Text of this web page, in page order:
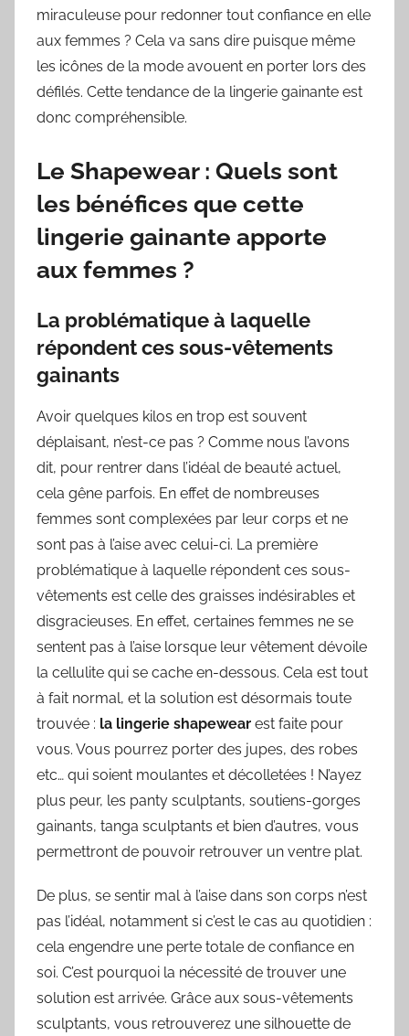
miraculeuse pour redonner tout confiance en elle
aux femmes ? Cela va sans dire puisque même
les icônes de la mode avouent en porter lors des
défilés. Cette tendance de la lingerie gainante est
donc compréhensible.
Le Shapewear : Quels sont
les bénéfices que cette
lingerie gainante apporte
aux femmes ?
La problématique à laquelle
répondent ces sous-vêtements
gainants
Avoir quelques kilos en trop est souvent
déplaisant, n’est-ce pas ? Comme nous l’avons
dit, pour rentrer dans l’idéal de beauté actuel,
cela gêne parfois. En effet de nombreuses
femmes sont complexées par leur corps et ne
sont pas à l’aise avec celui-ci. La première
problématique à laquelle répondent ces sous-
vêtements est celle des graisses indésirables et
disgracieuses. En effet, certaines femmes ne se
sentent pas à l’aise lorsque leur vêtement dévoile
la cellulite qui se cache en-dessous. Cela est tout
à fait normal, et la solution est désormais toute
trouvée : la lingerie shapewear est faite pour
vous. Vous pourrez porter des jupes, des robes
etc… qui soient moulantes et décolletées ! N’ayez
plus peur, les panty sculptants, soutiens-gorges
gainants, tanga sculptants et bien d’autres, vous
permettront de pouvoir retrouver un ventre plat.
De plus, se sentir mal à l’aise dans son corps n’est
pas l’idéal, notamment si c’est le cas au quotidien :
cela engendre une perte totale de confiance en
soi. C’est pourquoi la nécessité de trouver une
solution est arrivée. Grâce aux sous-vêtements
sculptants, vous retrouverez une silhouette de